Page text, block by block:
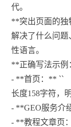
代。
**突出页面的独
解决了什么问题
性语言。
**正确写法示例
- **首页：** ``
长度158字符，
- **GEO服务介
- **教程文章页